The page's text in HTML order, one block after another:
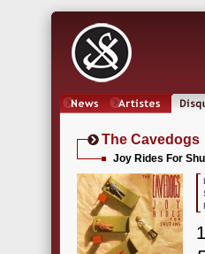
The Cavedogs
Joy Rides For